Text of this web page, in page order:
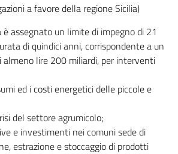
Capo IV
CAPO V
a favore della regione Sicilia)
assegnato un limite di impegno di 21
di quindici anni, corrispondente a un
lire 200 miliardi, per interventi
ed i costi energetici delle piccole e
del settore agrumicolo;
e investimenti nei comuni sede di
estrazione e stoccaggio di prodotti